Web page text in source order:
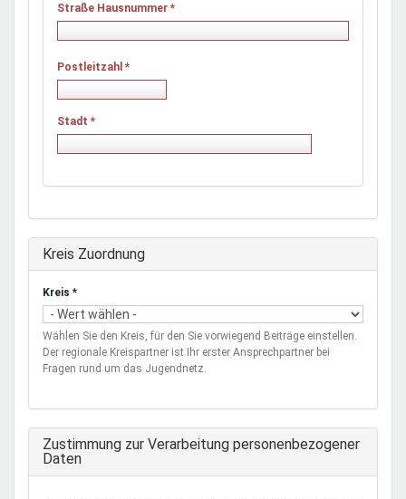
Straße Hausnummer *
Postleitzahl *
Stadt *
Ausblenden
Kreis Zuordnung
Kreis *
Wählen Sie den Kreis, für den Sie vorwiegend Beiträge einstellen.
Der regionale Kreispartner ist Ihr erster Ansprechpartner bei
Fragen rund um das Jugendnetz.
Zustimmung zur Verarbeitung personenbezogener
Daten